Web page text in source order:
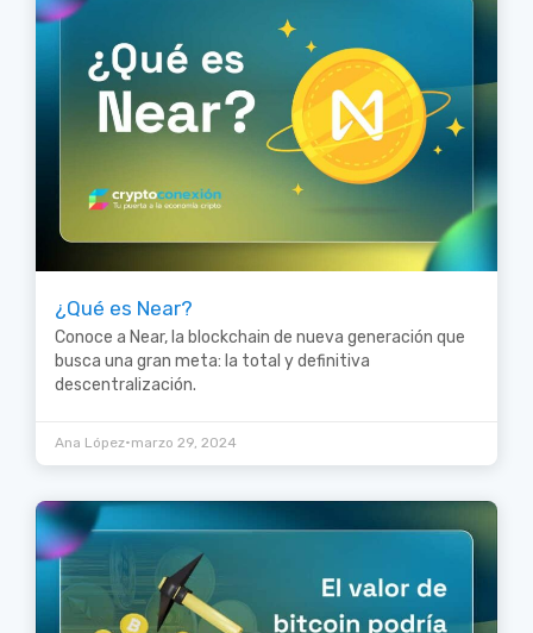
¿Qué es Near?
Conoce a Near, la blockchain de nueva generación que
busca una gran meta: la total y definitiva
descentralización.
Ana López•marzo 29, 2024